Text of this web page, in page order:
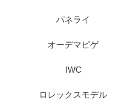
パネライ
オーデマピゲ
IWC
ロレックスモデル